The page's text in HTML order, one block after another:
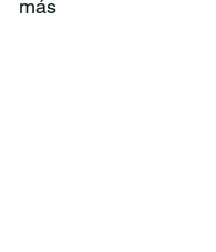
más